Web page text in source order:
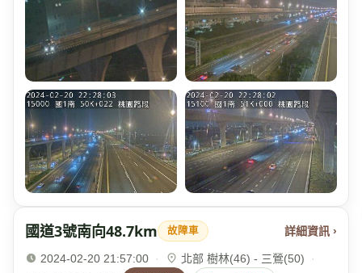
國道3號南向48.7km 故障車 詳細資訊 ›
2024-02-20 21:57:00 · 北部 樹林(46) - 三鶯(50)
·